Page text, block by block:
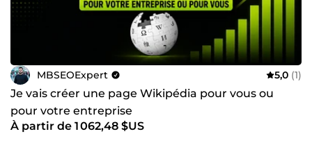
MBSEOExpert 5,0 (1)
Je vais créer une page Wikipédia pour vous ou
pour votre entreprise
À partir de 1 062,48 $US